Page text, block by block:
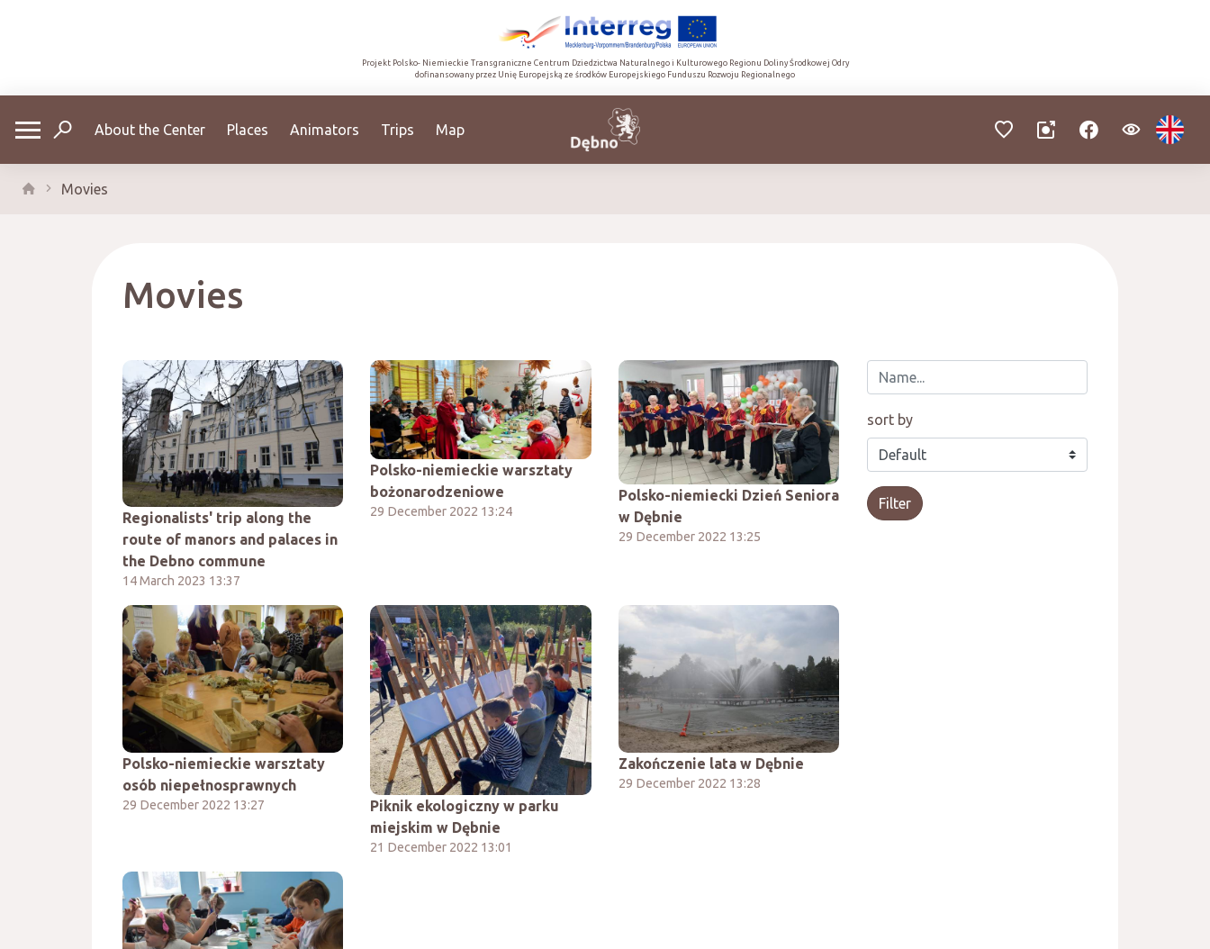
Projekt Polsko- Niemieckie Transgraniczne Centrum Dziedzictwa Naturalnego i Kulturowego Regionu Doliny Środkowej Odry
dofinansowany przez Unię Europejską ze środków Europejskiego Funduszu Rozwoju Regionalnego
About the Center Places Animators Trips Map
Movies
Movies
Regionalists' trip along the
route of manors and palaces in
the Debno commune
14 March 2023 13:37
Polsko-niemieckie warsztaty
bożonarodzeniowe
29 December 2022 13:24
Polsko-niemiecki Dzień Seniora
w Dębnie
29 December 2022 13:25
Polsko-niemieckie warsztaty
osób niepełnosprawnych
29 December 2022 13:27
Piknik ekologiczny w parku
miejskim w Dębnie
21 December 2022 13:01
Zakończenie lata w Dębnie
29 December 2022 13:28
sort by
Filter